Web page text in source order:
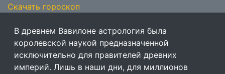
Скачать гороскоп
В древнем Вавилоне астрология была
королевской наукой предназначенной
исключительно для правителей древних
империй. Лишь в наши дни, для миллионов